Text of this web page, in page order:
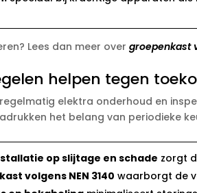
Lees dan meer overgroepenkast
helpen tegen
elektra onderhoud en
het belang van periodieke
op slijtage en schade zorgt
volgens NEN 3140 waarborgt de